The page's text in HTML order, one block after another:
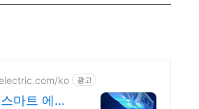
ko 광고
마트 에너